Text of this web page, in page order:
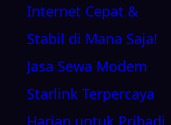
Internet Cepat &
Stabil di Mana Saja!
Jasa Sewa Modem
Starlink Terpercaya
Harian untuk Pribadi